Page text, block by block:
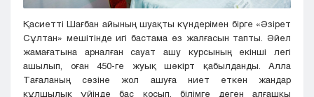
Қасиетті Шағбан айының шуақты күндерімен бірге «Әзірет
Сұлтан» мешітінде игі бастама өз жалғасын тапты. Әйел
жамағатына арналған сауат ашу курсының екінші легі
ашылып, оған 450-ге жуық шәкірт қабылданды. Алла
Тағаланың сөзіне жол ашуға ниет еткен жандар
құлшылық үйінде бас қосып, білімге деген алғашқы